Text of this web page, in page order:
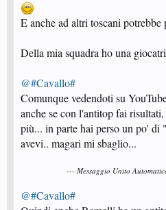
E anche ad altri toscani potrebbe
Della mia squadra ho una
@#Cavallo#
Comunque vedendoti su
anche se con l'antitop fai
più... in parte hai perso un po' di
avevi.. magari mi sbaglio...
--- Messaggio Unito
@#Cavallo#